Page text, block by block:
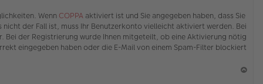
h
o
b
en
Wenn COPPA aktiviert ist und Sie angegeben haben, dass Sie
nicht der Fall ist, muss Ihr Benutzerkonto vielleicht aktiviert werden. Bei
Bei der Registrierung wurde Ihnen mitgeteilt, ob eine Aktivierung nötig
eingegeben haben oder die E-Mail von einem Spam-Filter blockiert